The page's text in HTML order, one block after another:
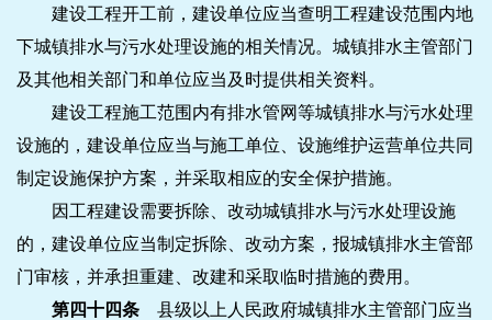
建设工程开工前，建设单位应当查明工程建设范围内地
下城镇排水与污水处理设施的相关情况。城镇排水主管部门
及其他相关部门和单位应当及时提供相关资料。
建设工程施工范围内有排水管网等城镇排水与污水处理
设施的，建设单位应当与施工单位、设施维护运营单位共同
制定设施保护方案，并采取相应的安全保护措施。
因工程建设需要拆除、改动城镇排水与污水处理设施
的，建设单位应当制定拆除、改动方案，报城镇排水主管部
门审核，并承担重建、改建和采取临时措施的费用。
第四十四条 县级以上人民政府城镇排水主管部门应当